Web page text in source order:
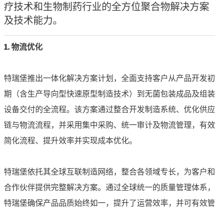
疗技术和生物制药行业的全方位聚合物解决方案
及技术能力。
1. 物流优化
特瑞堡推出一体化解决方案计划，全面支持客户从产品开发初
期（含生产导向型快速原型制造技术）到无菌包装成品及组装
设备交付的全流程。该方案通过整合开发制造系统、优化供应
链与物流流程，并采用集中采购、统一审计及物流管理，有效
简化流程、提升效率并实现成本优化。
特瑞堡依托其全球互联制造网络，整合各领域专长，为客户和
合作伙伴提供完整解决方案。通过全球统一的质量管理体系，
特瑞堡确保产品品质始终如一，提升了运营效率，并可有效管